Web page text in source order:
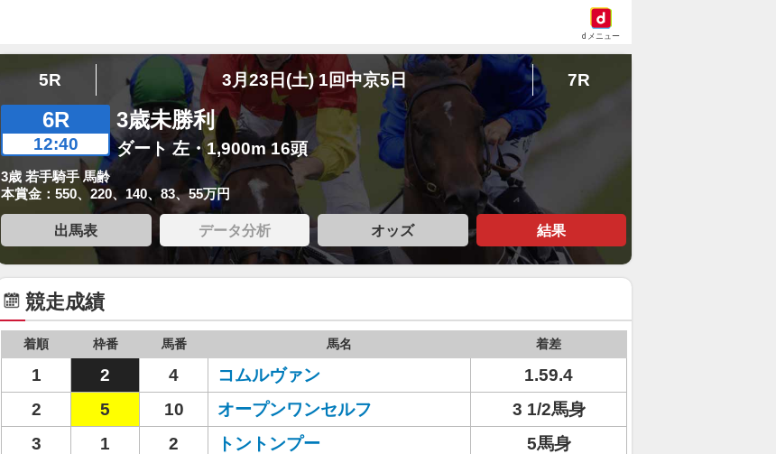
dメニュー
5R 3月23日(土) 1回中京5日 7R
6R
12:40
3歳未勝利
ダート 左・1,900m 16頭
3歳 若手騎手 馬齢
本賞金：550、220、140、83、55万円
出馬表 データ分析 オッズ 結果
競走成績
着順 枠番 馬番 馬名 着差
1 2 4 コムルヴァン
1.59.4
2
5 10 オープンワンセルフ
3 1/2馬身
3
1 2 トントンプー
5馬身